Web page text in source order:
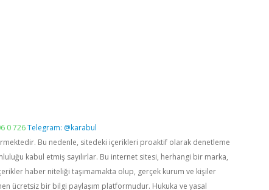
0 726Telegram: @karabul
Bu nedenle, sitedeki içerikleri proaktif olarak denetleme
kabul etmiş sayılırlar. Bu internet sitesi, herhangi bir marka,
haber niteliği taşımamakta olup, gerçek kurum ve kişiler
ücretsiz bir bilgi paylaşım platformudur. Hukuka ve yasal